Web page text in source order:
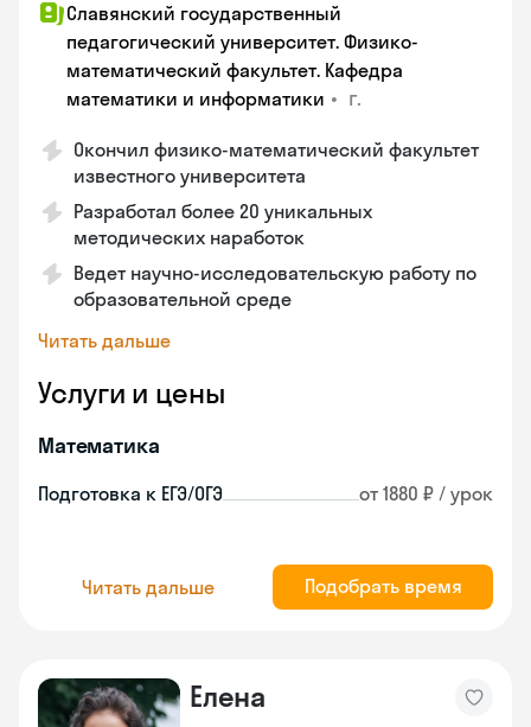
Славянский государственный
педагогический университет. Физико-
математический факультет. Кафедра
математики и информатики • г.
Окончил физико-математический факультет
известного университета
Разработал более 20 уникальных
методических наработок
Ведет научно-исследовательскую работу по
образовательной среде
Читать дальше
Услуги и цены
Математика
Подготовка к ЕГЭ/ОГЭ от 1880 ₽ / урок
Читать дальше Подобрать время
Елена